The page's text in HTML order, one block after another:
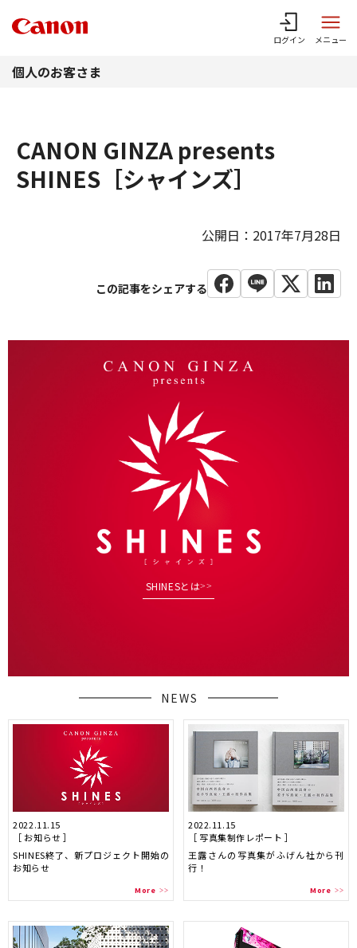
ログイン メニュー
個人のお客さま
CANON GINZA presents
SHINES［シャインズ］
公開日：2017年7月28日
SHINESとは
NEWS
2022.11.15
［ お知らせ ］
SHINES終了、新プロジェクト開始の
お知らせ
More
2022.11.15
［ 写真集制作レポート ］
王露さんの写真集がふげん社から刊
行！
More